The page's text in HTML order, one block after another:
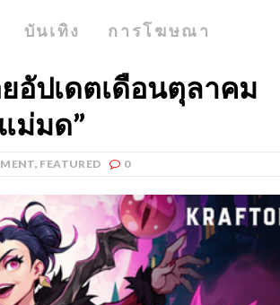
บันเทิง การโฆษณา
ยอัปเดตเดือนตุลาคม
ม่มด”
, FEATURED 0